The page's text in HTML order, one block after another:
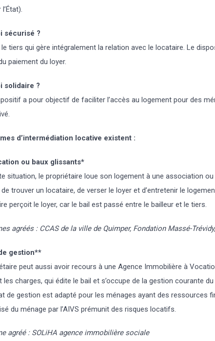
sécurisé ?
le tiers qui gère intégralement la relation avec le locataire. Le
paiement du loyer.
solidaire ?
a pour objectif de faciliter l’accès au logement pour des
d’intermédiation locative existent :
ou baux glissants*
situation, le propriétaire loue son logement à une association ou
de trouver un locataire, de verser le loyer et d’entretenir le
perçoit le loyer, car le bail est passé entre le bailleur et le tiers.
agréés : CCAS de la ville de Quimper, Fondation Massé-
gestion**
peut aussi avoir recours à une Agence Immobilière à
les charges, qui édite le bail et s’occupe de la gestion courante
de gestion est adapté pour les ménages ayant des ressources
du ménage par l’AIVS prémunit des risques locatifs.
agréé : SOLiHA agence immobilière sociale